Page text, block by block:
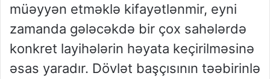
müəyyən etməklə kifayətlənmir, eyni
zamanda gələcəkdə bir çox sahələrdə
konkret layihələrin həyata keçirilməsinə
əsas yaradır. Dövlət başçısının təəbirinlə